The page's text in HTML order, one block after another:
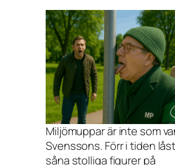
Miljömuppar är inte som
Svenssons. Förr i tiden
såna stolliga figurer på